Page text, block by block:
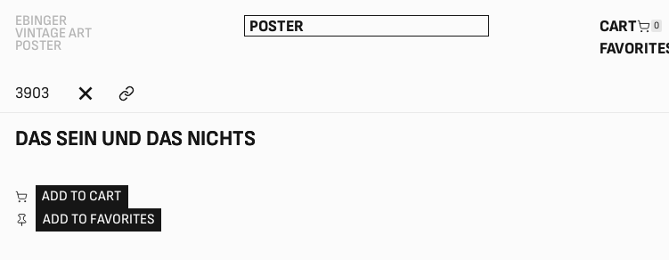
EBINGER
VINTAGE ART
POSTER
POSTER CART 0
3903
DAS SEIN UND DAS NICHTS
ADD TO CART
ADD TO FAVORITES